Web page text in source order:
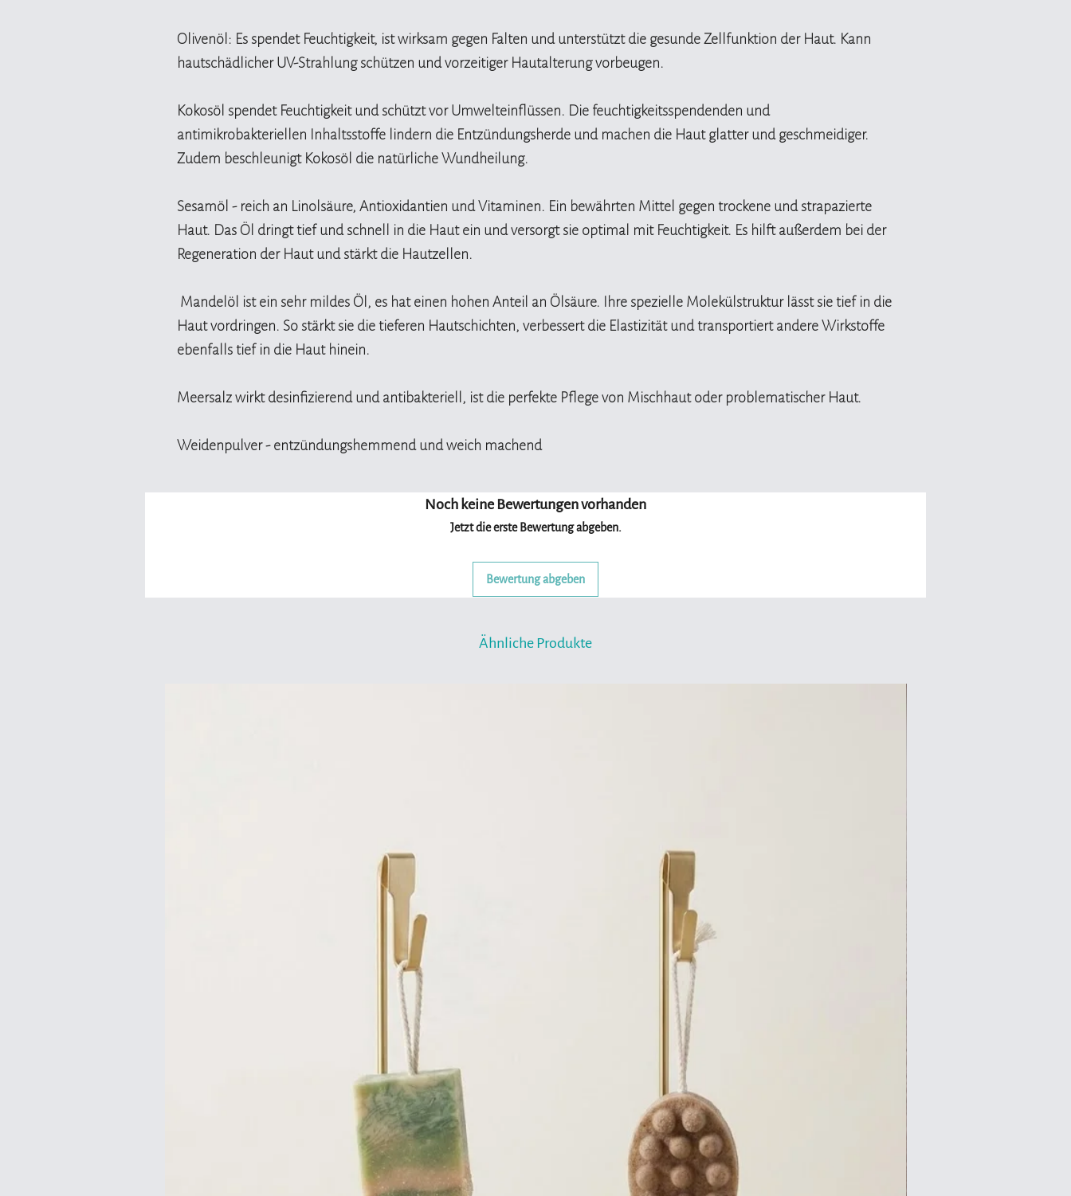
Olivenöl: Es spendet Feuchtigkeit, ist wirksam gegen Falten und unterstützt die gesunde Zellfunktion der Haut. Kann
hautschädlicher UV-Strahlung schützen und vorzeitiger Hautalterung vorbeugen.
Kokosöl spendet Feuchtigkeit und schützt vor Umwelteinflüssen. Die feuchtigkeitsspendenden und
antimikrobakteriellen Inhaltsstoffe lindern die Entzündungsherde und machen die Haut glatter und geschmeidiger.
Zudem beschleunigt Kokosöl die natürliche Wundheilung.
Sesamöl - reich an Linolsäure, Antioxidantien und Vitaminen. Ein bewährten Mittel gegen trockene und strapazierte
Haut. Das Öl dringt tief und schnell in die Haut ein und versorgt sie optimal mit Feuchtigkeit. Es hilft außerdem bei der
Regeneration der Haut und stärkt die Hautzellen.
Mandelöl ist ein sehr mildes Öl, es hat einen hohen Anteil an Ölsäure. Ihre spezielle Molekülstruktur lässt sie tief in die
Haut vordringen. So stärkt sie die tieferen Hautschichten, verbessert die Elastizität und transportiert andere Wirkstoffe
ebenfalls tief in die Haut hinein.
Meersalz wirkt desinfizierend und antibakteriell, ist die perfekte Pflege von Mischhaut oder problematischer Haut.
Weidenpulver - entzündungshemmend und weich machend
Noch keine Bewertungen vorhanden
Jetzt die erste Bewertung abgeben.
Bewertung abgeben
Ähnliche Produkte